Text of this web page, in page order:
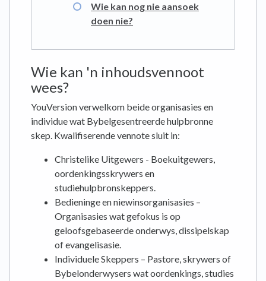
Wie kan nog nie aansoek
doen nie?
Wie kan 'n inhoudsvennoot
wees?
YouVersion verwelkom beide organisasies en
individue wat Bybelgesentreerde hulpbronne
skep. Kwalifiserende vennote sluit in:
Christelike Uitgewers - Boekuitgewers,
oordenkingsskrywers en
studiehulpbronskeppers.
Bedieninge en niewinsorganisasies –
Organisasies wat gefokus is op
geloofsgebaseerde onderwys, dissipelskap
of evangelisasie.
Individuele Skeppers – Pastore, skrywers of
Bybelonderwysers wat oordenkings, studies